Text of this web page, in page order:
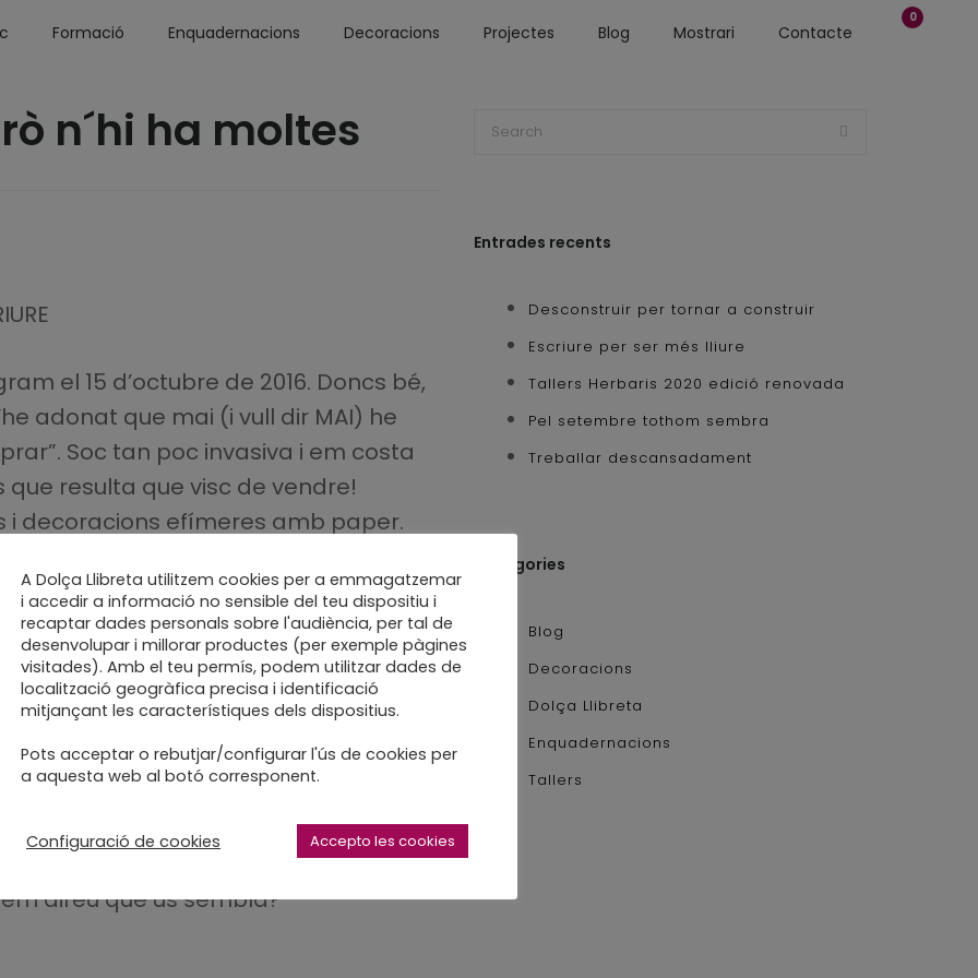
0
Formació Enquadernacions Decoracions Projectes Blog Mostrari Contacte
n´hi ha moltes
el 15 d’octubre de 2016. Doncs bé,
adonat que mai (i vull dir MAI) he
Soc tan poc invasiva i em costa
que resulta que visc de vendre!
i decoracions efímeres amb paper.
Mostrari d’Enquadernacions, perquè
puc oferir i de què i com m’ho
que no us ho havia explicat mai).
la veritat és que fa patxoca veure-les
direu què us sembla?
Entrades recents
Desconstruir per tornar a construir
Escriure per ser més lliure
Tallers Herbaris 2020 edició renovada
Pel setembre tothom sembra
Treballar descansadament
Categories
Blog
Decoracions
Dolça Llibreta
Enquadernacions
Tallers
A Dolça Llibreta utilitzem cookies per a emmagatzemar
i accedir a informació no sensible del teu dispositiu i
recaptar dades personals sobre l'audiència, per tal de
desenvolupar i millorar productes (per exemple pàgines
visitades). Amb el teu permís, podem utilitzar dades de
localització geogràfica precisa i identificació
mitjançant les característiques dels dispositius.
Pots acceptar o rebutjar/configurar l'ús de cookies per
a aquesta web al botó corresponent.
Configuració de cookies Accepto les cookies